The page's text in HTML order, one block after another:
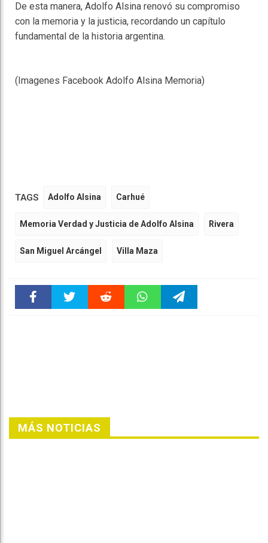
De esta manera, Adolfo Alsina renovó su compromiso
con la memoria y la justicia, recordando un capítulo
fundamental de la historia argentina.
(Imagenes Facebook Adolfo Alsina Memoria)
TAGS Adolfo Alsina Carhué
Memoria Verdad y Justicia de Adolfo Alsina Rivera
San Miguel Arcángel Villa Maza
MÁS NOTICIAS